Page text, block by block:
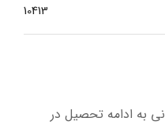
10413
به ادامه تحصیل در